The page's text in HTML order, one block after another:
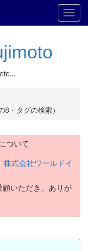
8・タグの検索）
ついて
株式会社ワールドイ
いただき、ありが